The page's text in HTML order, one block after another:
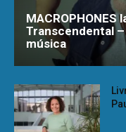
MACROPHONES
Transcendental –
música